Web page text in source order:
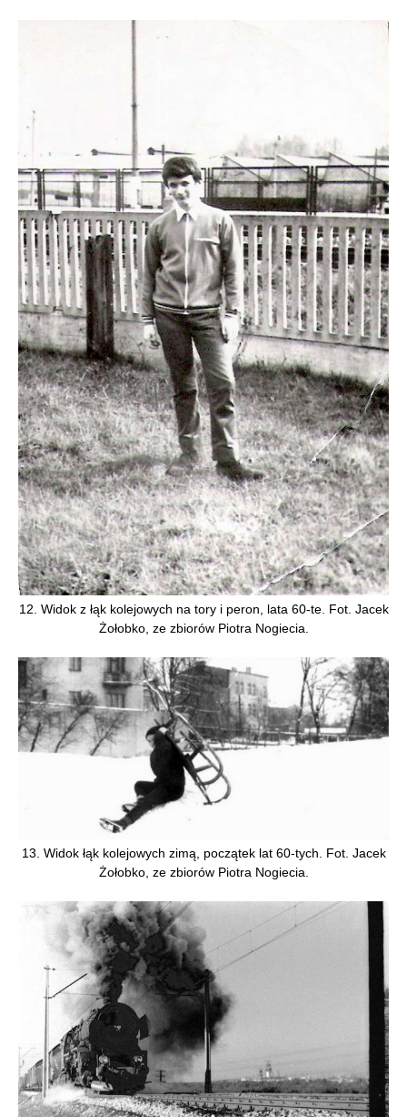
12. Widok z łąk kolejowych na tory i peron, lata 60-te. Fot. Jacek
Żołobko, ze zbiorów Piotra Nogiecia.
13. Widok łąk kolejowych zimą, początek lat 60-tych. Fot. Jacek
Żołobko, ze zbiorów Piotra Nogiecia.